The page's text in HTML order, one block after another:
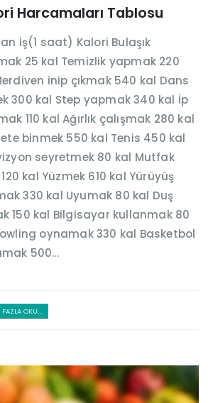
Harcamaları Tablosu
İş(1 saat) Kalori Bulaşık
25 kal Temizlik yapmak 220
inip çıkmak 540 kal Dans
300 kal Step yapmak 340 kal İp
110 kal Ağırlık çalışmak 280 kal
binmek 550 kal Tenis 450 kal
seyretmek 80 kal Mutfak
kal Yüzmek 610 kal Yürüyüş
330 kal Uyumak 80 kal Duş
150 kal Bilgisayar kullanmak 80
oynamak 330 kal Basketbol
500...
FAZLA OKU...